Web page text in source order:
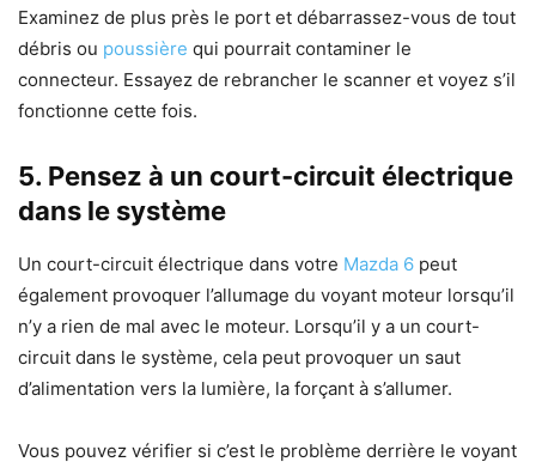
Examinez de plus près le port et débarrassez-vous de tout
débris ou poussière qui pourrait contaminer le
connecteur. Essayez de rebrancher le scanner et voyez s’il
fonctionne cette fois.
5. Pensez à un court-circuit électrique
dans le système
Un court-circuit électrique dans votre Mazda 6 peut
également provoquer l’allumage du voyant moteur lorsqu’il
n’y a rien de mal avec le moteur. Lorsqu’il y a un court-
circuit dans le système, cela peut provoquer un saut
d’alimentation vers la lumière, la forçant à s’allumer.
Vous pouvez vérifier si c’est le problème derrière le voyant